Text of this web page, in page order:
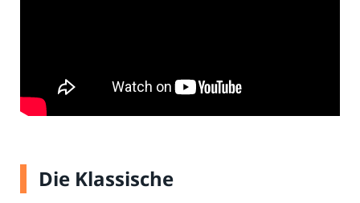
Die Klassische